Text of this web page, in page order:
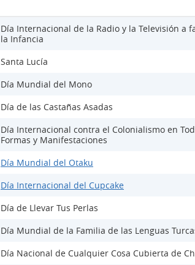
Día Internacional de la Radio y la Televisión a
la Infancia
Santa Lucía
Día Mundial del Mono
Día de las Castañas Asadas
Día Internacional contra el Colonialismo en
Formas y Manifestaciones
Día Mundial del Otaku
Día Internacional del Cupcake
Día de Llevar Tus Perlas
Día Mundial de la Familia de las Lenguas
Día Nacional de Cualquier Cosa Cubierta de